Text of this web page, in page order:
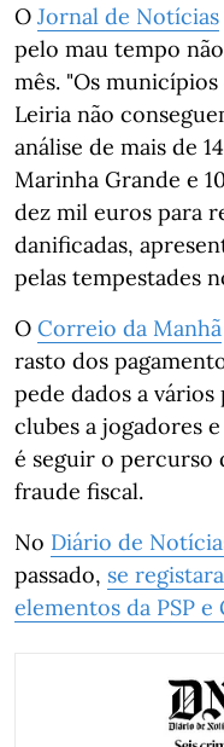
O Jornal de Notícias
pelo mau tempo
mês. "Os
Leiria não
análise de mais de
Marinha Grande e
dez mil euros para
danificadas,
pelas tempestades
O Correio da Manhã
rasto dos
pede dados a vários
clubes a jogadores
é seguir o percurso
fraude fiscal.
No Diário de
passado, se
elementos da PSP e